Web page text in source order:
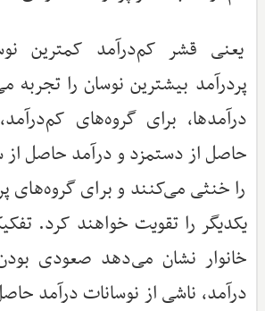
یعنی قشر کم‌درآمد کمترین
پردرآمد بیشترین نوسان را
درآمدها، برای گروه‌های
حاصل از دستمزد و درآمد حاصل از
را خنثی می‌کنند و برای گروه‌های
یکدیگر را تقویت خواهند کرد.
خانوار نشان می‌دهد صعودی
درآمد، ناشی از نوسانات درآمد